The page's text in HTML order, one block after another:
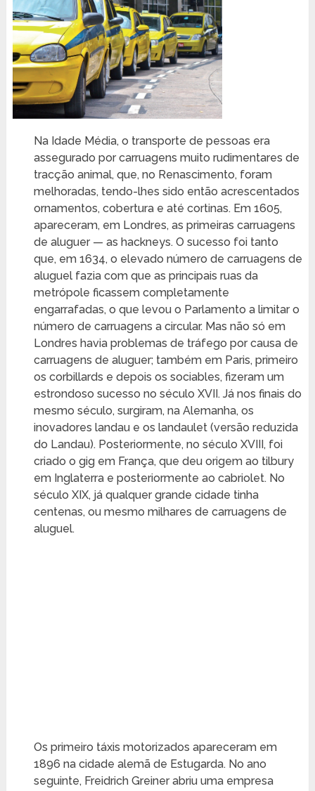
Na Idade Média, o transporte de pessoas era
assegurado por carruagens muito rudimentares de
tracção animal, que, no Renascimento, foram
melhoradas, tendo-lhes sido então acrescentados
ornamentos, cobertura e até cortinas. Em 1605,
apareceram, em Londres, as primeiras carruagens
de aluguer — as hackneys. O sucesso foi tanto
que, em 1634, o elevado número de carruagens de
aluguel fazia com que as principais ruas da
metrópole ficassem completamente
engarrafadas, o que levou o Parlamento a limitar o
número de carruagens a circular. Mas não só em
Londres havia problemas de tráfego por causa de
carruagens de aluguer; também em Paris, primeiro
os corbillards e depois os sociables, fizeram um
estrondoso sucesso no século XVII. Já nos finais do
mesmo século, surgiram, na Alemanha, os
inovadores landau e os landaulet (versão reduzida
do Landau). Posteriormente, no século XVIII, foi
criado o gig em França, que deu origem ao tilbury
em Inglaterra e posteriormente ao cabriolet. No
século XIX, já qualquer grande cidade tinha
centenas, ou mesmo milhares de carruagens de
aluguel.
Os primeiro táxis motorizados apareceram em
1896 na cidade alemã de Estugarda. No ano
seguinte, Freidrich Greiner abriu uma empresa